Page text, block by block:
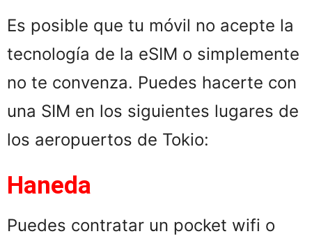
Es posible que tu móvil no acepte la
tecnología de la eSIM o simplemente
no te convenza. Puedes hacerte con
una SIM en los siguientes lugares de
los aeropuertos de Tokio:
Haneda
Puedes contratar un pocket wifi o